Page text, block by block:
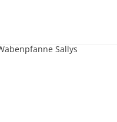
Sallys